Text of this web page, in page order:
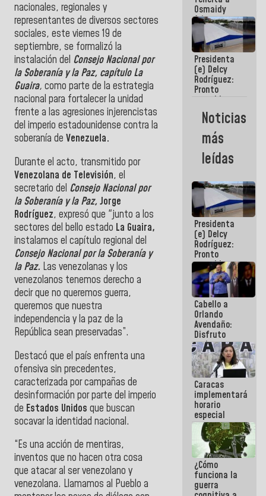
nacionales, regionales y
representantes de diversos sectores
sociales, este viernes 19 de
septiembre, se formalizó la
instalación del Consejo Nacional por
la Soberanía y la Paz, capítulo La
Guaira, como parte de la estrategia
nacional para fortalecer la unidad
frente a las agresiones injerencistas
del imperio estadounidense contra la
soberanía de Venezuela.
Durante el acto, transmitido por
Venezolana de Televisión, el
secretario del Consejo Nacional por
la Soberanía y la Paz, Jorge
Rodríguez, expresó que "junto a los
sectores del bello estado La Guaira,
instalamos el capítulo regional del
Consejo Nacional por la Soberanía y
la Paz. Las venezolanas y los
venezolanos tenemos derecho a
decir que no queremos guerra,
queremos que nuestra
independencia y la paz de la
República sean preservadas”.
Destacó que el país enfrenta una
ofensiva sin precedentes,
caracterizada por campañas de
desinformación por parte del imperio
de Estados Unidos que buscan
socavar la identidad nacional.
“Es una acción de mentiras,
inventos que no hacen otra cosa
que atacar al ser venezolano y
venezolana. Llamamos al Pueblo a
Osmaidy
Arias y
Giraly
Marcano por
hacer
historia en
los
Centroamericanos
Presidenta
(e) Delcy
Rodríguez:
Pronto
restableceremos
las
operaciones
Aeropuerto
Internacional
de
Noticias
más
leídas
Presidenta
(e) Delcy
Rodríguez:
Pronto
restableceremos
las
operaciones
en el
Aeropuerto
Internacional
de
Maiquetía
Cabello a
Orlando
Avendaño:
Disfruto
cada vez
que escribes
porque lo
que haces
es
embarrarla
Caracas
implementará
horario
especial
para
adaptarse
al plan de
ahorro
energético
¿Cómo
funciona la
guerra